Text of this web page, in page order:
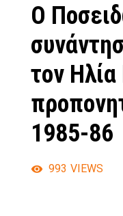
Ο
τον
1985-86
993 VIEWS